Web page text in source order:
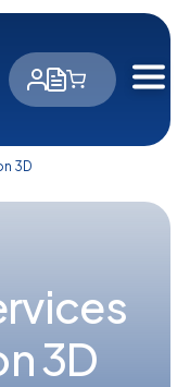
3D
3D